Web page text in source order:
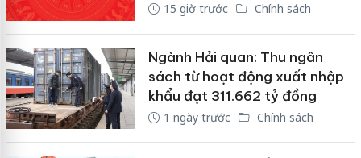
15 giờ trước Chính sách
Ngành Hải quan: Thu ngân
sách từ hoạt động xuất nhập
khẩu đạt 311.662 tỷ đồng
1 ngày trước Chính sách